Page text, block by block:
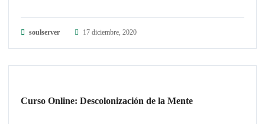
soulserver 17 diciembre, 2020
Curso Online: Descolonización de la Mente